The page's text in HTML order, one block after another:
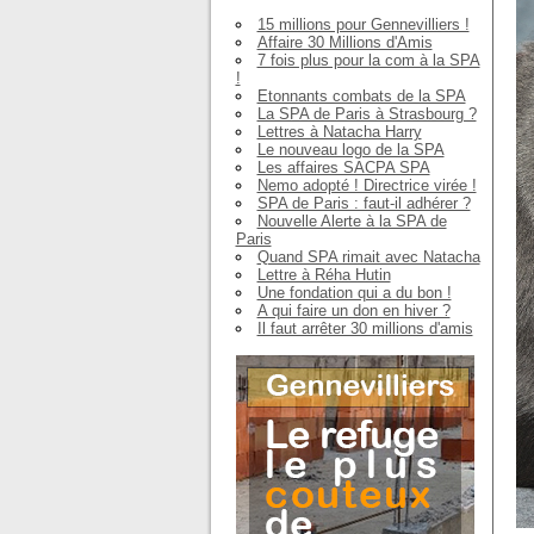
15 millions pour Gennevilliers !
Affaire 30 Millions d'Amis
7 fois plus pour la com à la SPA
!
Etonnants combats de la SPA
La SPA de Paris à Strasbourg ?
Lettres à Natacha Harry
Le nouveau logo de la SPA
Les affaires SACPA SPA
Nemo adopté ! Directrice virée !
SPA de Paris : faut-il adhérer ?
Nouvelle Alerte à la SPA de
Paris
Quand SPA rimait avec Natacha
Lettre à Réha Hutin
Une fondation qui a du bon !
A qui faire un don en hiver ?
Il faut arrêter 30 millions d'amis